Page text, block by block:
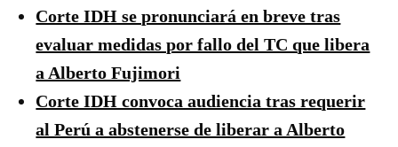
Corte IDH se pronunciará en breve tras
evaluar medidas por fallo del TC que libera
a Alberto Fujimori
Corte IDH convoca audiencia tras requerir
al Perú a abstenerse de liberar a Alberto